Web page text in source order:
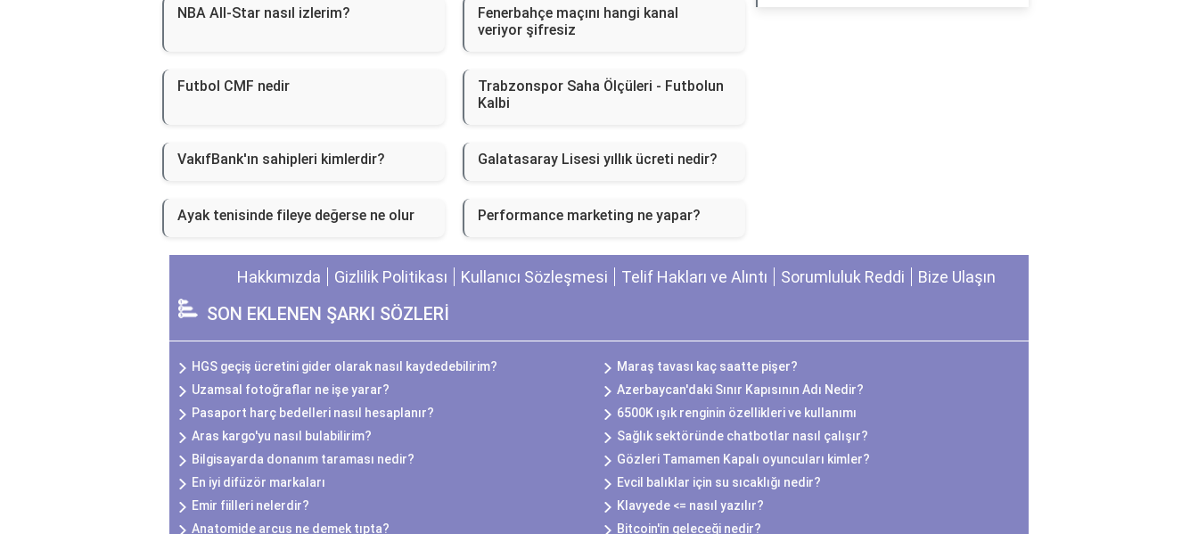
NBA All-Star nasıl izlerim?
Fenerbahçe maçını hangi kanal
veriyor şifresiz
Futbol CMF nedir
Trabzonspor Saha Ölçüleri - Futbolun
Kalbi
VakıfBank'ın sahipleri kimlerdir? Galatasaray Lisesi yıllık ücreti nedir?
Ayak tenisinde fileye değerse ne olur Performance marketing ne yapar?
Hakkımızda Gizlilik Politikası Kullanıcı Sözleşmesi Telif Hakları ve Alıntı Sorumluluk Reddi Bize Ulaşın
SON EKLENEN ŞARKI SÖZLERİ
HGS geçiş ücretini gider olarak nasıl kaydedebilirim?
Maraş tavası kaç saatte pişer?
Uzamsal fotoğraflar ne işe yarar?
Azerbaycan'daki Sınır Kapısının Adı Nedir?
Pasaport harç bedelleri nasıl hesaplanır?
6500K ışık renginin özellikleri ve kullanımı
Aras kargo'yu nasıl bulabilirim?
Sağlık sektöründe chatbotlar nasıl çalışır?
Bilgisayarda donanım taraması nedir?
Gözleri Tamamen Kapalı oyuncuları kimler?
En iyi difüzör markaları
Evcil balıklar için su sıcaklığı nedir?
Emir fiilleri nelerdir?
Klavyede <= nasıl yazılır?
Anatomide arcus ne demek tıpta?
Bitcoin'in geleceği nedir?